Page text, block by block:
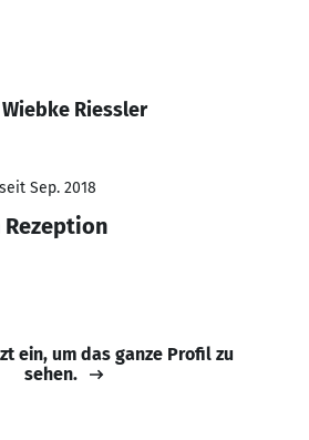
Riessler
Sep. 2018
ein, um das ganze Profil zu
sehen.